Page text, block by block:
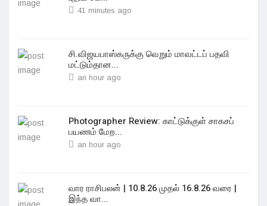
41 minutes ago
சி.விஜயபாஸ்கருக்கு வெறும் மாவட்டப் பதவி
மட்டும்தான...
an hour ago
Photographer Review: காட்டுக்குள் சாகசப்
பயணம் மேற...
an hour ago
வார ராசிபலன் | 10.8.26 முதல் 16.8.26 வரை |
இந்த வா...